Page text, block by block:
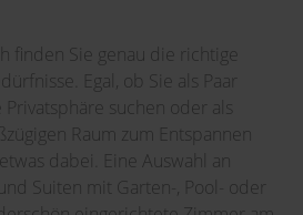
finden Sie genau die richtige
Egal, ob Sie als Paar
Privatsphäre suchen oder als
Raum zum Entspannen
dabei. Eine Auswahl an
Suiten mit Garten-, Pool- oder